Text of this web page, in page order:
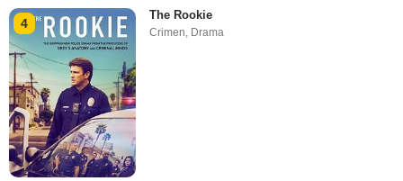
4
The Rookie
Crimen, Drama